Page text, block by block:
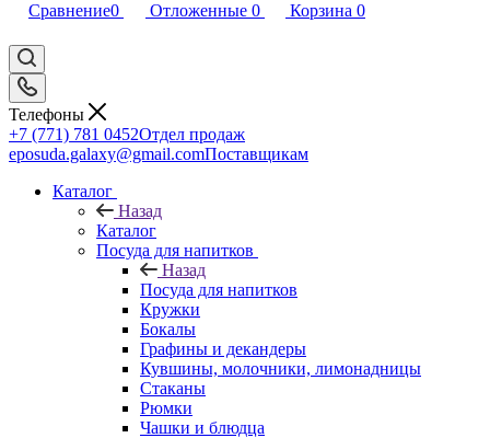
Сравнение0 Отложенные 0 Корзина 0
Телефоны
+7 (771) 781 0452Отдел продаж
eposuda.galaxy@gmail.comПоставщикам
Каталог
Назад
Каталог
Посуда для напитков
Назад
Посуда для напитков
Кружки
Бокалы
Графины и декандеры
Кувшины, молочники, лимонадницы
Стаканы
Рюмки
Чашки и блюдца